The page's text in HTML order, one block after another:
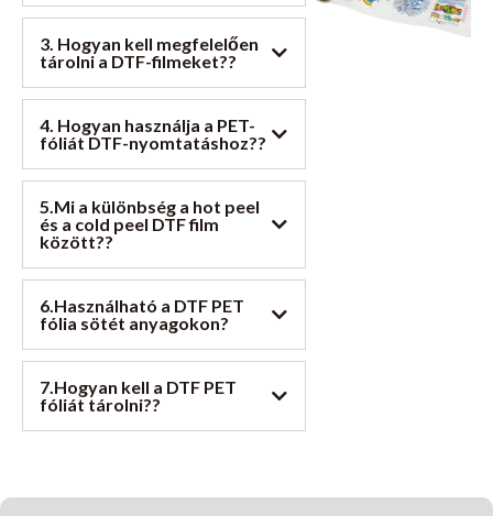
3. Hogyan kell megfelelően
tárolni a DTF-filmeket??
4. Hogyan használja a PET-
fóliát DTF-nyomtatáshoz??
5.Mi a különbség a hot peel
és a cold peel DTF film
között??
6.Használható a DTF PET
fólia sötét anyagokon?
7.Hogyan kell a DTF PET
fóliát tárolni??